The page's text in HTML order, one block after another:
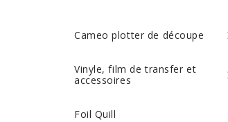
Cameo plotter de découpe
Vinyle, film de transfer et
accessoires
Foil Quill